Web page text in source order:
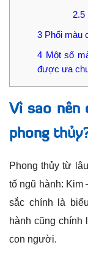
2.5
3 Phối màu
4 Một số
được ưa
Vì sao nên
phong
Phong thủy từ
tố ngũ hành: Kim
sắc chính là
hành cũng chính
con người.